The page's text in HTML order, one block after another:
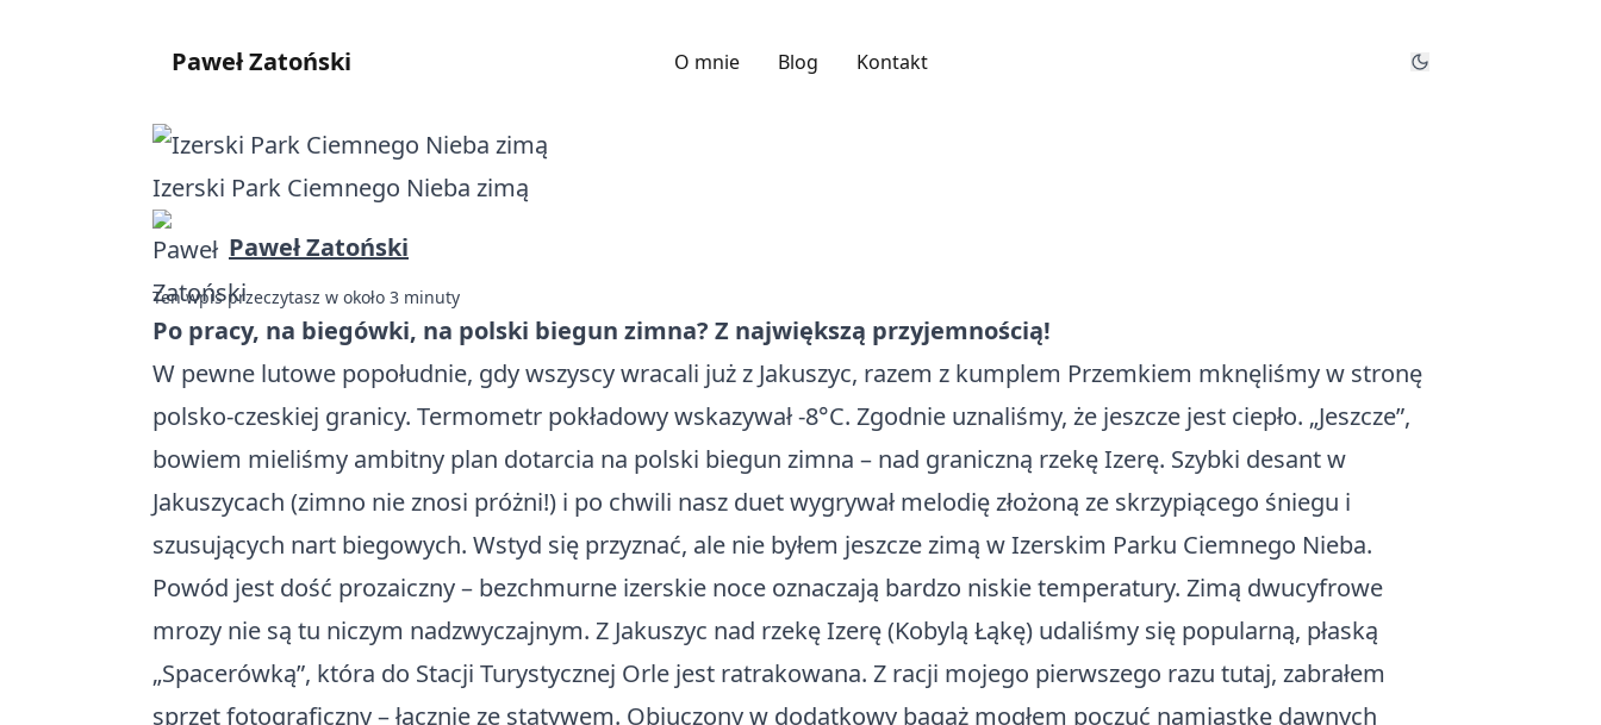
Paweł Zatoński O mnie Blog Kontakt
Izerski Park Ciemnego Nieba zimą
Paweł Zatoński
Ten wpis przeczytasz w około 3 minuty
Po pracy, na biegówki, na polski biegun zimna? Z największą przyjemnością!
W pewne lutowe popołudnie, gdy wszyscy wracali już z Jakuszyc, razem z kumplem Przemkiem mknęliśmy w stronę
polsko-czeskiej granicy. Termometr pokładowy wskazywał -8°C. Zgodnie uznaliśmy, że jeszcze jest ciepło. „Jeszcze”,
bowiem mieliśmy ambitny plan dotarcia na polski biegun zimna – nad graniczną rzekę Izerę. Szybki desant w
Jakuszycach (zimno nie znosi próżni!) i po chwili nasz duet wygrywał melodię złożoną ze skrzypiącego śniegu i
szusujących nart biegowych. Wstyd się przyznać, ale nie byłem jeszcze zimą w Izerskim Parku Ciemnego Nieba.
Powód jest dość prozaiczny – bezchmurne izerskie noce oznaczają bardzo niskie temperatury. Zimą dwucyfrowe
mrozy nie są tu niczym nadzwyczajnym. Z Jakuszyc nad rzekę Izerę (Kobylą Łąkę) udaliśmy się popularną, płaską
„Spacerówką”, która do Stacji Turystycznej Orle jest ratrakowana. Z racji mojego pierwszego razu tutaj, zabrałem
sprzęt fotograficzny – łącznie ze statywem. Objuczony w dodatkowy bagaż mogłem poczuć namiastkę dawnych